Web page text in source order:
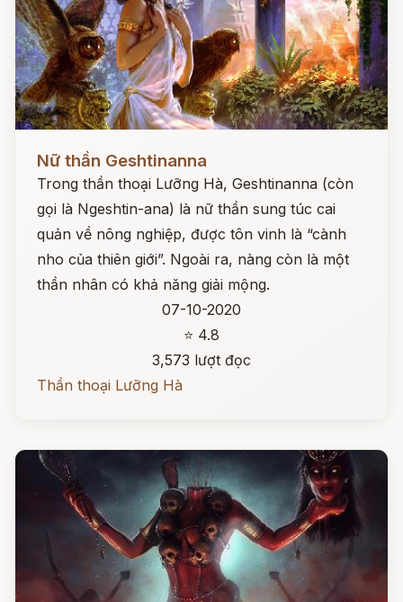
Nữ thần Geshtinanna
Trong thần thoại Lưỡng Hà, Geshtinanna (còn
gọi là Ngeshtin-ana) là nữ thần sung túc cai
quản về nông nghiệp, được tôn vinh là “cành
nho của thiên giới”. Ngoài ra, nàng còn là một
thần nhân có khả năng giải mộng.
07-10-2020
⭐ 4.8
3,573 lượt đọc
Thần thoại Lưỡng Hà